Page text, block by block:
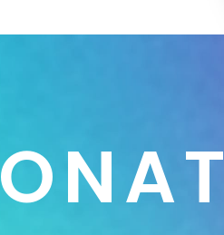
ONAT